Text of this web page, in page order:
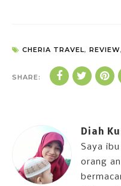
CHERIA TRAVEL, REVIEW,
SHARE:
Diah
Saya
orang